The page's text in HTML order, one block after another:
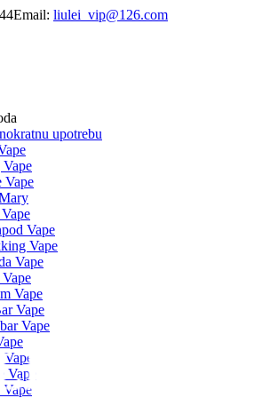
Email: liulei_vip@126.com
upotrebu
Vape
Vape
Vape
Vape
Vape
Vape
Vape
Vape